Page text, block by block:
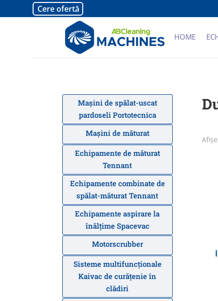
Cere ofertă
HOME
Mașini de spălat-uscat
pardoseli Portotecnica
Mașini de măturat
Echipamente de măturat
Tennant
Echipamente combinate de
spălat-măturat Tennant
Echipamente aspirare la
înălțime Spacevac
Motorscrubber
Sisteme multifuncționale
Kaivac de curățenie în
clădiri